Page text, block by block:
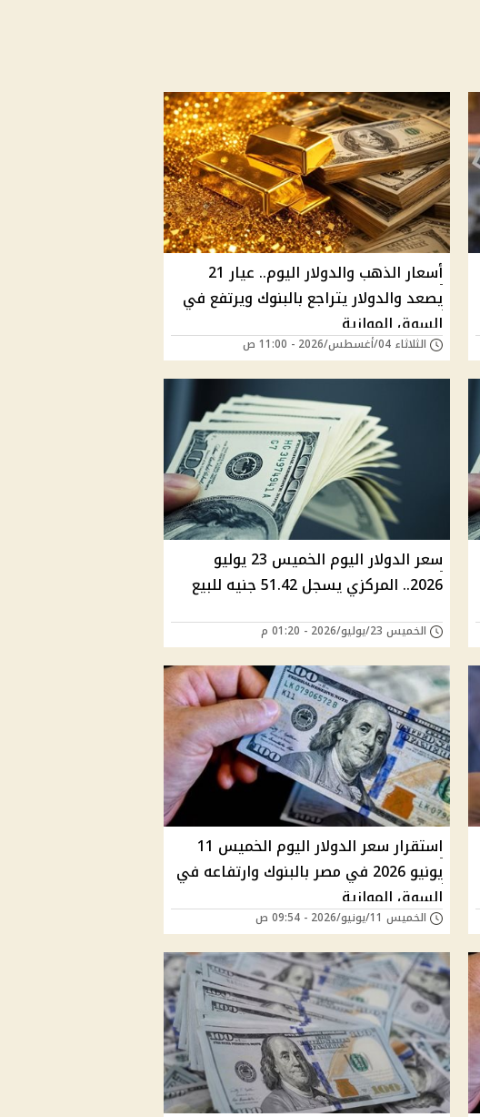
أسعار الذهب والدولار اليوم.. عيار 21
يصعد والدولار يتراجع بالبنوك ويرتفع في
السوق الموازية
الثلاثاء 04/أغسطس/2026 - 11:00 ص
سعر الدولار اليوم الخميس 23 يوليو
2026.. المركزي يسجل 51.42 جنيه للبيع
الخميس 23/يوليو/2026 - 01:20 م
استقرار سعر الدولار اليوم الخميس 11
يونيو 2026 في مصر بالبنوك وارتفاعه في
السوق الموازية
الخميس 11/يونيو/2026 - 09:54 ص